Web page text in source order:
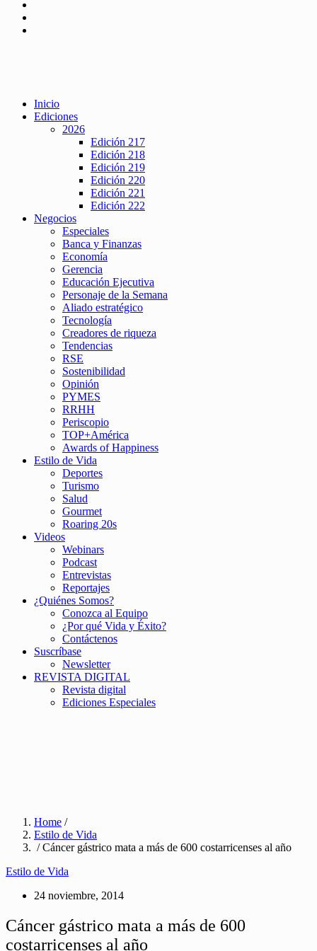
Inicio
Ediciones
2026
Edición 217
Edición 218
Edición 219
Edición 220
Edición 221
Edición 222
Negocios
Especiales
Banca y Finanzas
Economía
Gerencia
Educación Ejecutiva
Personaje de la Semana
Aliado estratégico
Tecnología
Creadores de riqueza
Tendencias
RSE
Sostenibilidad
Opinión
PYMES
RRHH
Periscopio
TOP+América
Awards of Happiness
Estilo de Vida
Deportes
Turismo
Salud
Gourmet
Roaring 20s
Videos
Webinars
Podcast
Entrevistas
Reportajes
¿Quiénes Somos?
Conozca al Equipo
¿Por qué Vida y Éxito?
Contáctenos
Suscríbase
Newsletter
REVISTA DIGITAL
Revista digital
Ediciones Especiales
Home /
Estilo de Vida
/ Cáncer gástrico mata a más de 600 costarricenses al año
Estilo de Vida
24 noviembre, 2014
Cáncer gástrico mata a más de 600
costarricenses al año